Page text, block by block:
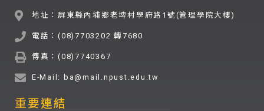
地址：屏東縣內埔鄉老埤村學府路1號(管理學院大樓)
電話：(08)7703202 轉7680
傳真：(08)7740367
E-Mail: ba@mail.npust.edu.tw
重要連結